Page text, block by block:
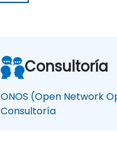
Consultoría
ONOS (Open Network
Consultoría